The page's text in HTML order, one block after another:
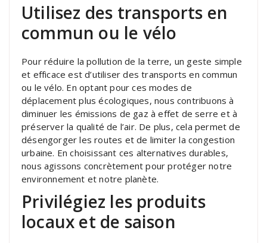
Utilisez des transports en
commun ou le vélo
Pour réduire la pollution de la terre, un geste simple
et efficace est d’utiliser des transports en commun
ou le vélo. En optant pour ces modes de
déplacement plus écologiques, nous contribuons à
diminuer les émissions de gaz à effet de serre et à
préserver la qualité de l’air. De plus, cela permet de
désengorger les routes et de limiter la congestion
urbaine. En choisissant ces alternatives durables,
nous agissons concrètement pour protéger notre
environnement et notre planète.
Privilégiez les produits
locaux et de saison